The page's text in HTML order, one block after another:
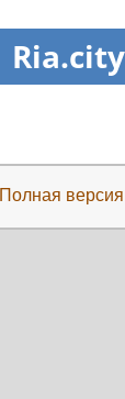
Ria.city
Полная версия